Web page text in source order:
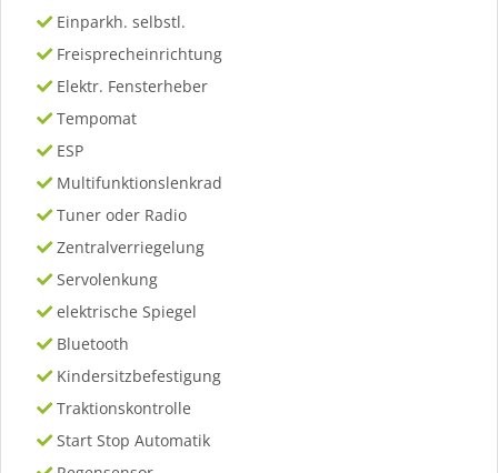
Einparkh. selbstl.
Freisprecheinrichtung
Elektr. Fensterheber
Tempomat
ESP
Multifunktionslenkrad
Tuner oder Radio
Zentralverriegelung
Servolenkung
elektrische Spiegel
Bluetooth
Kindersitzbefestigung
Traktionskontrolle
Start Stop Automatik